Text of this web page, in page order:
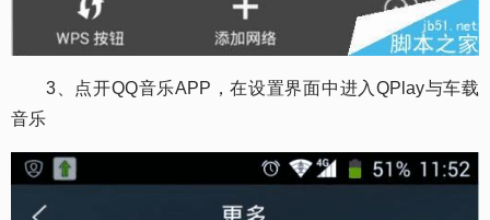
3、点开QQ音乐APP，在设置界面中进入QPlay与车载
音乐